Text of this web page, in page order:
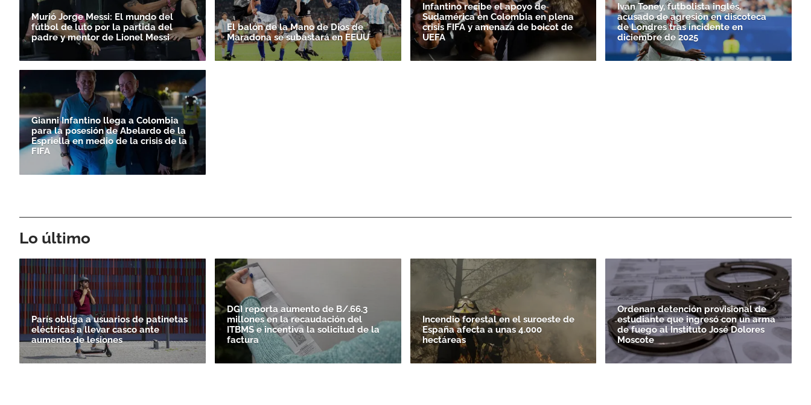
Murió Jorge Messi: El mundo del
fútbol de luto por la partida del
padre y mentor de Lionel Messi
El balón de la Mano de Dios de
Maradona se subastará en EEUU
Infantino recibe el apoyo de
Sudamérica en Colombia en plena
crisis FIFA y amenaza de boicot de
UEFA
Ivan Toney, futbolista inglés,
acusado de agresión en discoteca
de Londres tras incidente en
diciembre de 2025
Gianni Infantino llega a Colombia
para la posesión de Abelardo de la
Espriella en medio de la crisis de la
FIFA
Lo último
París obliga a usuarios de patinetas
eléctricas a llevar casco ante
aumento de lesiones
DGI reporta aumento de B/.66.3
millones en la recaudación del
ITBMS e incentiva la solicitud de la
factura
Incendio forestal en el suroeste de
España afecta a unas 4.000
hectáreas
Ordenan detención provisional de
estudiante que ingresó con un arma
de fuego al Instituto José Dolores
Moscote